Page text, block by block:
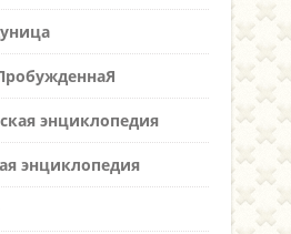
энциклопедия
энциклопедия